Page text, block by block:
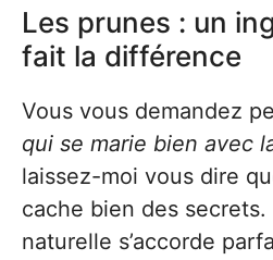
Les prunes : un
fait la différence
Vous vous demandez
qui se marie bien avec
laissez-moi vous dire
cache bien des
naturelle s’accorde